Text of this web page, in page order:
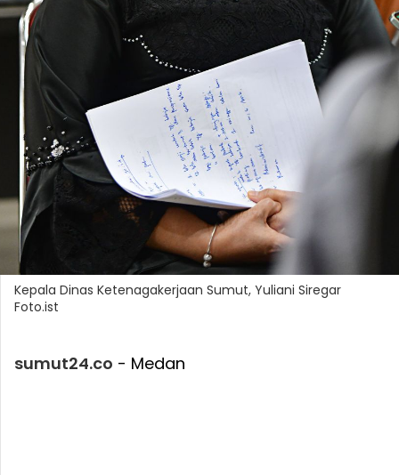
Kepala Dinas Ketenagakerjaan Sumut, Yuliani Siregar
Foto.ist
sumut24.co - Medan